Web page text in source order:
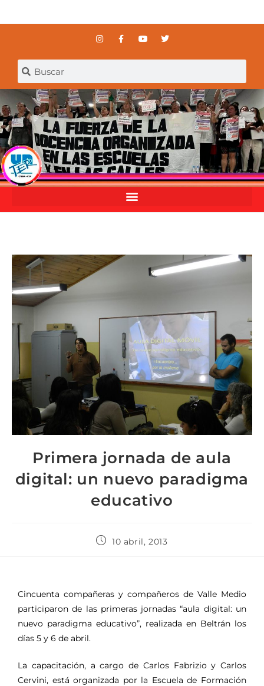
Primera jornada de aula
digital: un nuevo paradigma
educativo
10 abril, 2013
Cincuenta compañeras y compañeros de Valle Medio
participaron de las primeras jornadas “aula digital: un
nuevo paradigma educativo”, realizada en Beltrán los
días 5 y 6 de abril.
La capacitación, a cargo de Carlos Fabrizio y Carlos
Cervini, está organizada por la Escuela de Formación